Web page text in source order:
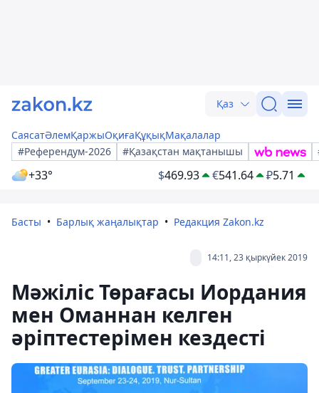
Қаз
СаясатӘлемҚаржыОқиғаҚұқықМақалалар
#Референдум-2026
#Қазақстан мақтанышы
+33° $469.93 €541.64 ₽5.71
Басты Барлық жаңалықтар Редакция Zakon.kz
14:11, 23 қыркүйек 2019
Мәжіліс Төрағасы Иордания
мен Оманнан келген
әріптестерімен кездесті